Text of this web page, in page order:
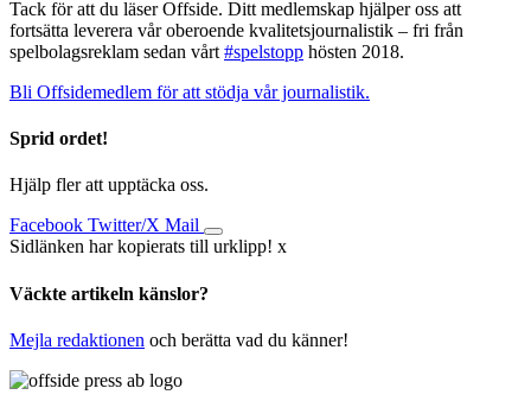
Tack för att du läser Offside. Ditt medlemskap hjälper oss att
fortsätta leverera vår oberoende kvalitetsjournalistik – fri från
spelbolagsreklam sedan vårt #spelstopp hösten 2018.
Bli Offsidemedlem för att stödja vår journalistik.
Sprid ordet!
Hjälp fler att upptäcka oss.
Facebook Twitter/X Mail
Sidlänken har kopierats till urklipp! x
Väckte artikeln känslor?
Mejla redaktionen och berätta vad du känner!